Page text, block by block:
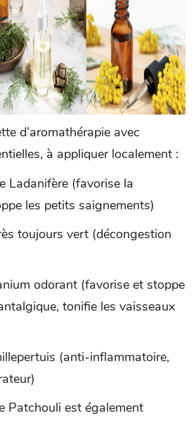
d’aromathérapie avec
à appliquer localement :
Ladanifère (favorise la
les petits saignements)
toujours vert (décongestion
odorant (favorise et stoppe
tonifie les vaisseaux
(anti-inflammatoire,
Patchouli est également